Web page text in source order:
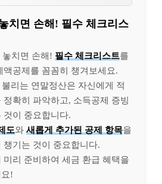
치면 손해! 필수 체크리스
놓치면 손해! 필수 체크리스트를
액공제를 꼼꼼히 챙겨보세요.
불리는 연말정산은 자신에게 적
정확히 파악하고, 소득공제 증빙
것이 중요합니다.
도와 새롭게 추가된 공제 항목을
챙기는 것이 중요합니다.
미리 준비하여 세금 환급 혜택을
!